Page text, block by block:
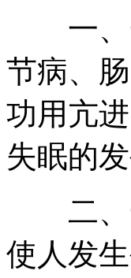
一、一
节病、
功用亢
失眠的发
二、一
使人发